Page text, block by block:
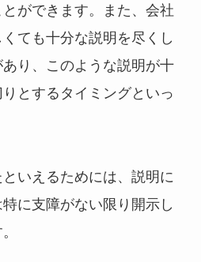
ができます。また、会社
ても十分な説明を尽くし
り、このような説明が十
とするタイミングといっ
いえるためには、説明に
に支障がない限り開示し